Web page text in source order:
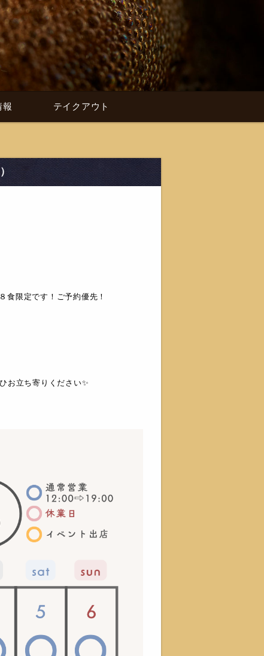
報 テイクアウト
食限定です！ご予約優先！
お立ち寄りください✨